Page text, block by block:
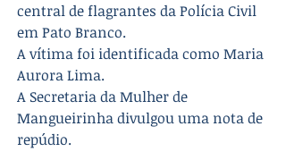
central de flagrantes da Polícia Civil
em Pato Branco.
A vítima foi identificada como Maria
Aurora Lima.
A Secretaria da Mulher de
Mangueirinha divulgou uma nota de
repúdio.